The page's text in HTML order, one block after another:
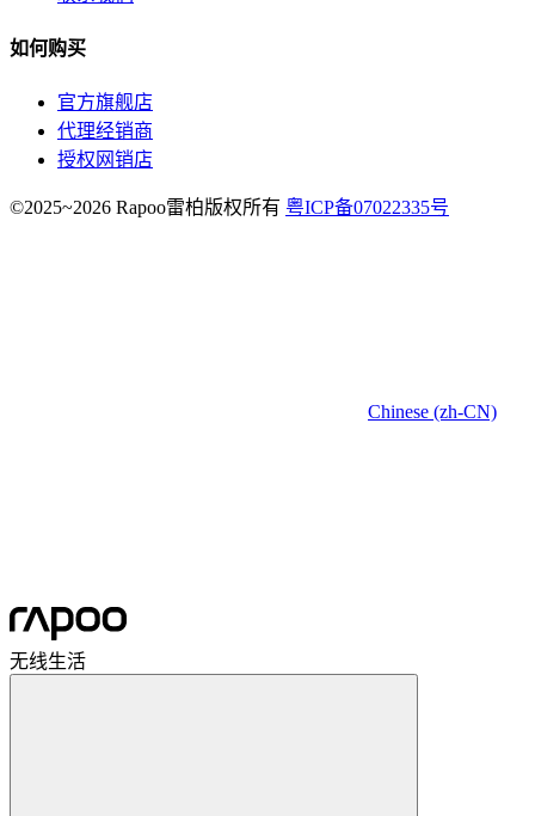
如何购买
官方旗舰店
代理经销商
授权网销店
©2025~2026 Rapoo雷柏版权所有 粤ICP备07022335号
Chinese (zh-CN)
无线生活